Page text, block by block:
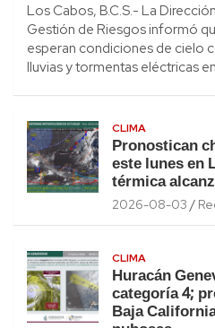
Los Cabos, B.C.S.- La
Gestión de Riesgos informó
esperan condiciones de cielo
lluvias y tormentas eléctricas
CLIMA
Pronostican
este lunes en
térmica
2026-08-03
CLIMA
Huracán
categoría 4;
Baja